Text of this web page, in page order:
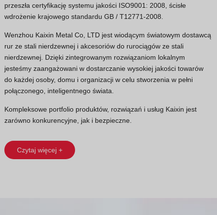
przeszła certyfikację systemu jakości ISO9001: 2008, ścisłe
wdrożenie krajowego standardu GB / T12771-2008.
Wenzhou Kaixin Metal Co, LTD jest wiodącym światowym dostawcą
rur ze stali nierdzewnej i akcesoriów do rurociągów ze stali
nierdzewnej. Dzięki zintegrowanym rozwiązaniom lokalnym
jesteśmy zaangażowani w dostarczanie wysokiej jakości towarów
do każdej osoby, domu i organizacji w celu stworzenia w pełni
połączonego, inteligentnego świata.
Kompleksowe portfolio produktów, rozwiązań i usług Kaixin jest
zarówno konkurencyjne, jak i bezpieczne.
Czytaj więcej +